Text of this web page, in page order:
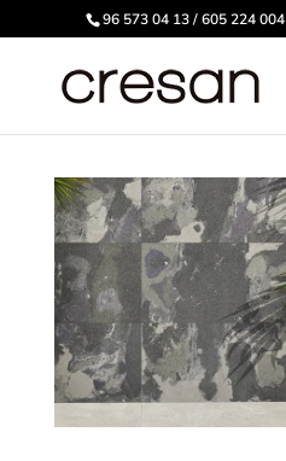
96 573 04 13 / 605 224 004